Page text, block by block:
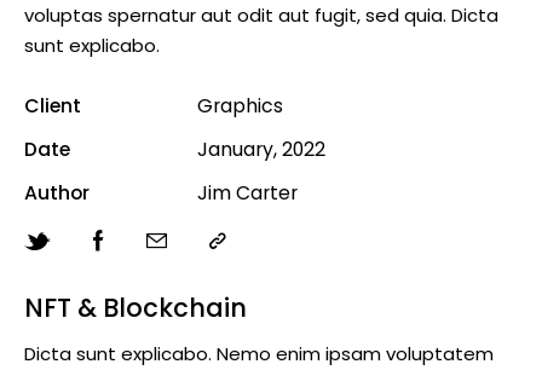
voluptas spernatur aut odit aut fugit, sed quia. Dicta
sunt explicabo.
Client
Graphics
Date
January, 2022
Author
Jim Carter
NFT & Blockchain
Dicta sunt explicabo. Nemo enim ipsam voluptatem